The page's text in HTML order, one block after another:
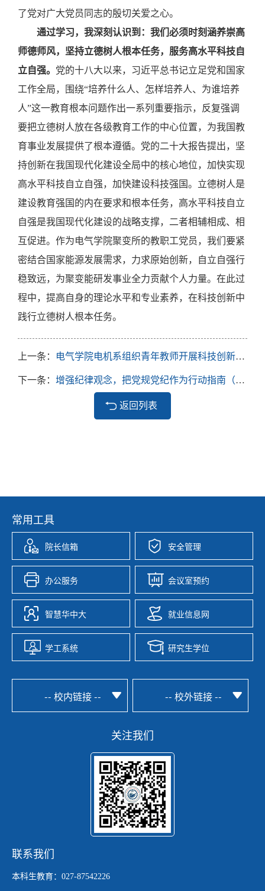
了党对广大党员同志的殷切关爱之心。
通过学习，我深刻认识到：我们必须时刻涵养崇高
师德师风，坚持立德树人根本任务，服务高水平科技自
立自强。 党的十八大以来，习近平总书记立足党和国家
工作全局，围绕“培养什么人、怎样培养人、为谁培养
人”这一教育根本问题作出一系列重要指示，反复强调
要把立德树人放在各级教育工作的中心位置，为我国教
育事业发展提供了根本遵循。 党的二十大报告提出，坚
持创新在我国现代化建设全局中的核心地位，加快实现
高水平科技自立自强，加快建设科技强国。 立德树人是
建设教育强国的内在要求和根本任务， 高水平科技自立
自强是我国现代化建设的战略支撑，二者相辅相成、相
互促进。作为电气学院聚变所的教职工党员，我们要紧
密结合国家能源发展需求，力求原始创新，自立自强行
稳致远，为聚变能研发事业全力贡献个人力量。在此过
程中，提高自身的理论水平和专业素养，在科技创新中
践行立德树人根本任务。
上一条： 电气学院电机系组织青年教师开展科技创新调研
下一条： 增强纪律观念，把党规党纪作为行动指南（王镜毓、李冬）
返回列表
常用工具
院长信箱 安全管理
办公服务 会议室预约
智慧华中大 就业信息网
学工系统 研究生学位
-- 校内链接 -- -- 校外链接 --
关注我们
联系我们
本科生教育：027-87542226